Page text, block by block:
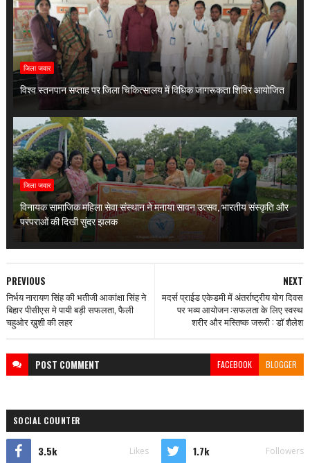
जिला जवार
विश्व स्तनपान सप्ताह पर जिला चिकित्सालय में विधिक जागरूकता शिविर आयोजित
जिला जवार
विनायक सामाजिक महिला सेवा संस्थान ने मनाया सावन उत्सव, भारतीय संस्कृति और
परंपराओं की दिखी सुंदर झलक
NEXT
मदर्स प्राईड एकेडमी में अंतर्राष्ट्रीय योग दिवस
पर भव्य आयोजन :सफलता के लिए स्वस्थ
शरीर और मस्तिष्क जरूरी : डॉ शैलेश
PREVIOUS
निर्भय नारायण सिंह की भतीजी आकांक्षा सिंह ने
बिहार पीसीएस मे पायी बड़ी सफलता, फैली
चहुओर ख़ुशी की लहर
POST COMMENT FACEBOOK BLOGGER
SOCIAL COUNTER
3.5k Likes 1.7k Followers